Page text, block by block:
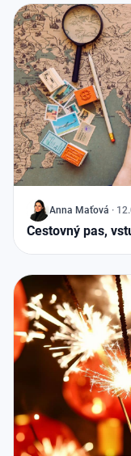
J Anna Maťová ·
Cestovný pas,